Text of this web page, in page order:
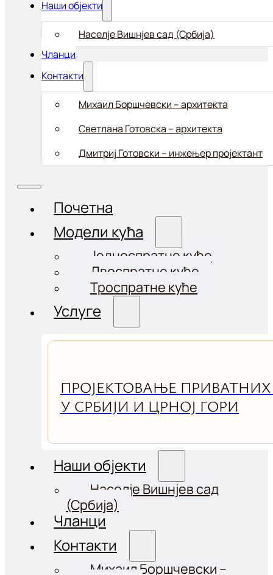
Наши објекти
Населје Вишнјев сад (Србија)
Чланци
Контакти
Михаил Боршчевски – aрхитекта
Светлана Готовска – архитекта
Дмитриј Готовски – инжењер пројектант
Почетна
Модели кућа
Једноспратне куће
Двоспратне куће
Троспратне куће
Услуге
ПРОЈЕКТОВАЊЕ
У СРБИЈИ И ЦРНОЈ ГОРИ
Наши објекти
Населје Вишнјев сад
(Србија)
Чланци
Контакти
Михаил Боршчевски –